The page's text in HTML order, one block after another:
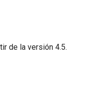
de la versión 4.5.